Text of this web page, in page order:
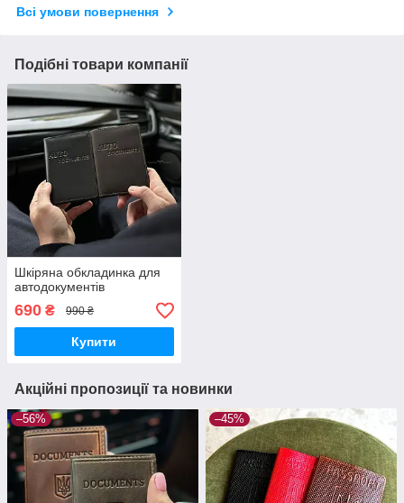
Всі умови повернення
Подібні товари компанії
Шкіряна обкладинка для
автодокументів
690 ₴ 990 ₴
Купити
Акційні пропозиції та новинки
–56% –45%